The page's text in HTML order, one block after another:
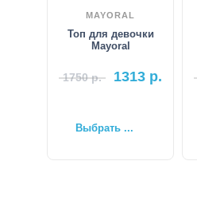
MAYORAL
Топ для девочки
Mayoral
1750р. 1313 р.
Выбрать ...